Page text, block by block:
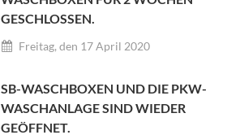
ESCHLOSSEN.
Freitag, den 17 April 2020
SB-WASCHBOXEN UND DIE PKW-
WASCHANLAGE SIND WIEDER
GEÖFFNET.